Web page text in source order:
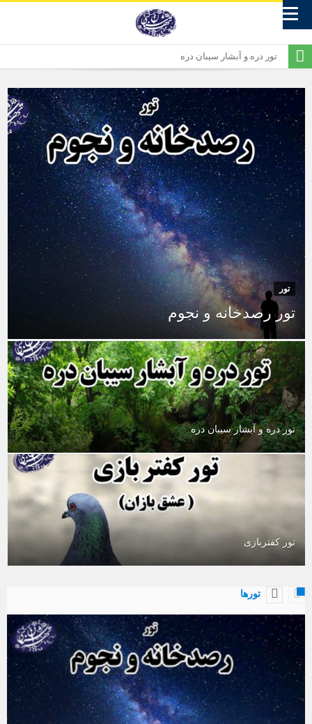
تور دره و آبشار سیبان دره
تور محرم گردی در شمیران
تور محرم گردی دارالخلافه
تور محرم گردی شبانه
تور آرامستان مسیحیان دولاب ( قبرستان ممنوعه)
کن گردی در تهران
تور گرمسار و معدن نمک
تور ساوه گردی و جشنواره انار
تور
تور رصدخانه و نجوم
تور دره و آبشار سیبان دره
تور کفتربازی
تورها